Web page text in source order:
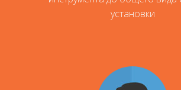
установки